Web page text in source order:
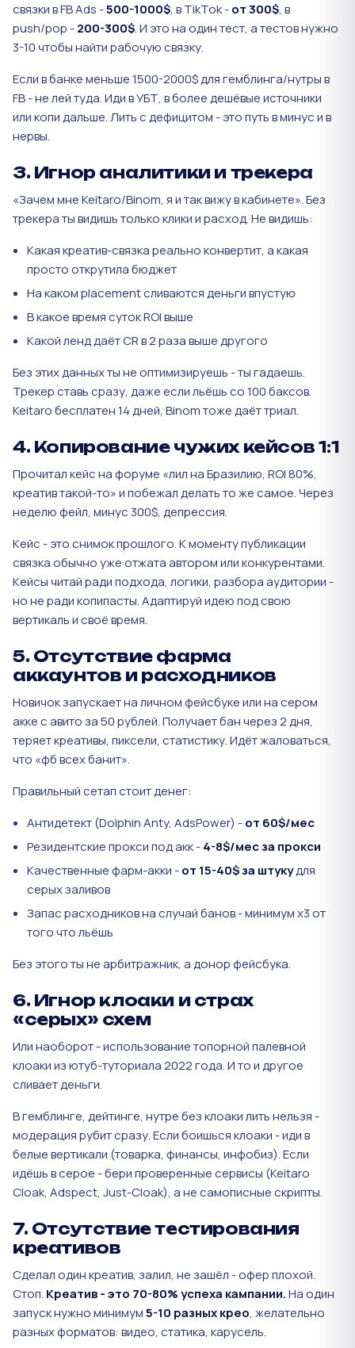
связки в FB Ads -500-1000$, в TikTok -от 300$, в
push/pop -200-300$. И это на один тест, а тестов нужно
3-10 чтобы найти рабочую связку.
Если в банке меньше 1500-2000$ для гемблинга/нутры в
FB - не лей туда. Иди в УБТ, в более дешёвые источники
или копи дальше. Лить с дефицитом - это путь в минус и в
нервы.
3. Игнор аналитики и трекера
«Зачем мне Keitaro/Binom, я и так вижу в кабинете». Без
трекера ты видишь только клики и расход. Не видишь:
Какая креатив-связка реально конвертит, а какая
просто открутила бюджет
На каком placement сливаются деньги впустую
В какое время суток ROI выше
Какой ленд даёт CR в 2 раза выше другого
Без этих данных ты не оптимизируешь - ты гадаешь.
Трекер ставь сразу, даже если льёшь со 100 баксов.
Keitaro бесплатен 14 дней, Binom тоже даёт триал.
4. Копирование чужих кейсов 1:1
Прочитал кейс на форуме «лил на Бразилию, ROI 80%,
креатив такой-то» и побежал делать то же самое. Через
неделю фейл, минус 300$, депрессия.
Кейс - это снимок прошлого. К моменту публикации
связка обычно уже отжата автором или конкурентами.
Кейсы читай ради подхода, логики, разбора аудитории -
но не ради копипасты. Адаптируй идею под свою
вертикаль и своё время.
5. Отсутствие фарма
аккаунтов и расходников
Новичок запускает на личном фейсбуке или на сером
акке с авито за 50 рублей. Получает бан через 2 дня,
теряет креативы, пиксели, статистику. Идёт жаловаться,
что «фб всех банит».
Правильный сетап стоит денег:
Антидетект (Dolphin Anty, AdsPower) -от 60$/мес
Резидентские прокси под акк -4-8$/мес за прокси
Качественные фарм-акки -от 15-40$ за штукудля
серых заливов
Запас расходников на случай банов - минимум х3 от
того что льёшь
Без этого ты не арбитражник, а донор фейсбука.
6. Игнор клоаки и страх
«серых» схем
Или наоборот - использование топорной палевной
клоаки из ютуб-туториала 2022 года. И то и другое
сливает деньги.
В гемблинге, дейтинге, нутре без клоаки лить нельзя -
модерация рубит сразу. Если боишься клоаки - иди в
белые вертикали (товарка, финансы, инфобиз). Если
идёшь в серое - бери проверенные сервисы (Keitaro
Cloak, Adspect, Just-Cloak), а не самописные скрипты.
7. Отсутствие тестирования
креативов
Сделал один креатив, залил, не зашёл - офер плохой.
Стоп. Креатив - это 70-80% успеха кампании.На один
запуск нужно минимум5-10 разных крео, желательно
разных форматов: видео, статика, карусель.